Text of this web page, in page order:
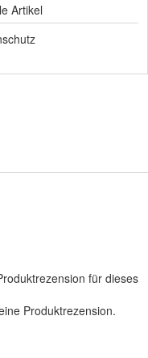
Artikel
für dieses
Produktrezension.